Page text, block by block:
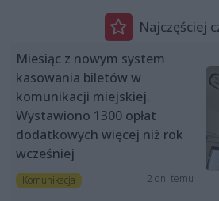
Najczęściej
Miesiąc z nowym system
kasowania biletów w
komunikacji miejskiej.
Wystawiono 1300 opłat
dodatkowych więcej niż rok
wcześniej
Komunikacja 2 dni temu